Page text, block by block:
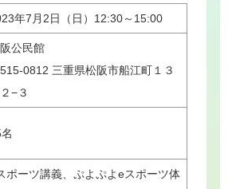
年7月2日（日）12:30～15:00
公民館
0812 三重県松阪市船江町１３
−３
ポーツ講義、ぷよぷよeスポーツ体